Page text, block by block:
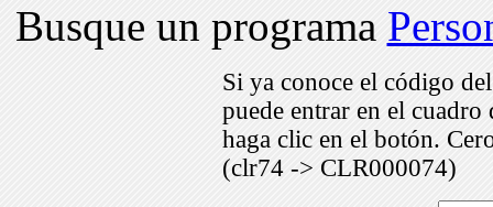
Busque un programa
Si ya conoce el código
puede entrar en el
haga clic en el botón.
(clr74 -> CLR000074)